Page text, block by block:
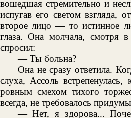
вошедшая стремительно и
испугав его светом взгляда,
второе лицо — то истинное
глаза. Она молчала, смотря
спросил:
— Ты больна?
Она не сразу ответила.
слуха, Ассоль
ровным смехом тихого
всегда, не требовалось
— Нет, я здорова...